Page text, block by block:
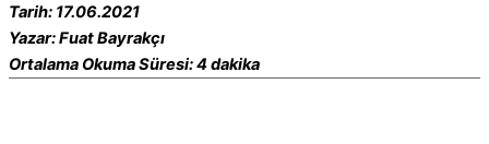
Tarih: 17.06.2021
Yazar: Fuat Bayrakçı
Ortalama Okuma Süresi: 4 dakika